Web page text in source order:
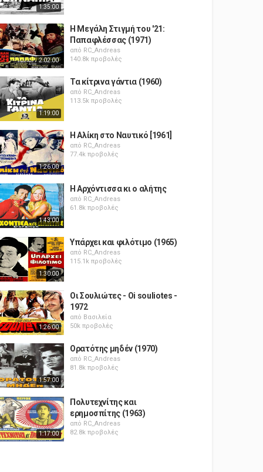
1:35:00
2:02:00
Η Μεγάλη Στιγμή του '21:
Παπαφλέσσας (1971)
από RC_Andreas
140.8k προβολές
1:19:00
Τα κίτρινα γάντια (1960)
από RC_Andreas
113.5k προβολές
1:26:00
Η Αλίκη στο Ναυτικό [1961]
από RC_Andreas
77.4k προβολές
1:43:00
Η Αρχόντισσα κι ο αλήτης
από RC_Andreas
61.8k προβολές
1:30:00
Υπάρχει και φιλότιμο (1965)
από RC_Andreas
115.1k προβολές
1:26:00
Οι Σουλιώτες - Oi souliotes -
1972
από Βασιλεία
50k προβολές
1:57:00
Ορατότης μηδέν (1970)
από RC_Andreas
81.8k προβολές
1:17:00
Πολυτεχνίτης και
ερημοσπίτης (1963)
από RC_Andreas
82.8k προβολές